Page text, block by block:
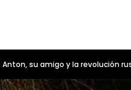
Anton, su amigo y la revolución